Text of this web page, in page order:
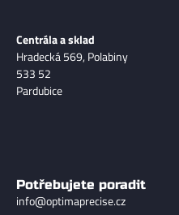
Centrála a sklad
Hradecká 569, Polabiny
533 52
Pardubice
Potřebujete poradit
info@optimaprecise.cz